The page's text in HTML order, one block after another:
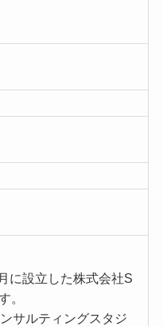
に設立した株式会社S
。
サルティングスタジ